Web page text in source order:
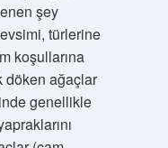
şey
türlerine
koşullarına
döken ağaçlar
genellikle